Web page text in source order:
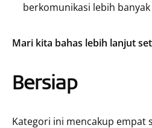
berkomunikasi lebih banyak
Mari kita bahas lebih lanjut
Bersiap
Kategori ini mencakup empat